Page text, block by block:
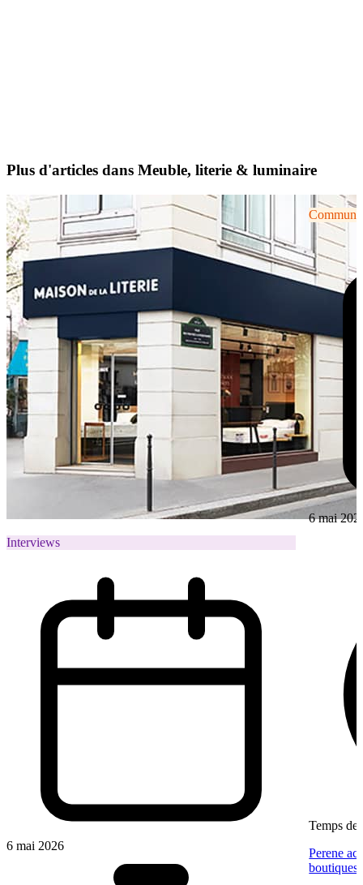
Plus d'articles dans Meuble, literie & luminaire
Interviews
6 mai 2026
6 mai
Temps de
Perene
boutiques